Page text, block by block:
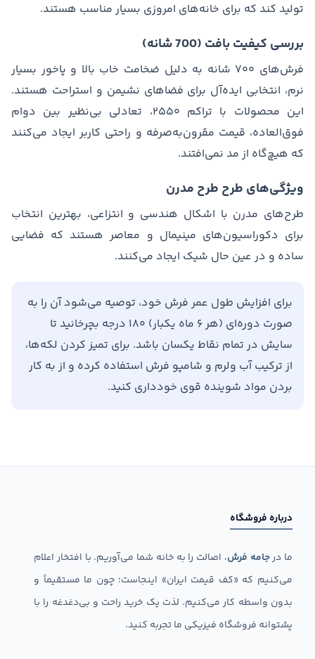
تولید کند که برای خانه‌های امروزی بسیار مناسب هستند.
بررسی کیفیت بافت (700 شانه)
فرش‌های ۷۰۰ شانه به دلیل ضخامت خاب بالا و پاخور بسیار
نرم، انتخابی ایده‌آل برای فضاهای نشیمن و استراحت هستند.
این محصولات با تراکم ۲۵۵۰، تعادلی بی‌نظیر بین دوام
فوق‌العاده، قیمت مقرون‌به‌صرفه و راحتی کاربر ایجاد می‌کنند
که هیچ‌گاه از مد نمی‌افتند.
ویژگی‌های طرح طرح مدرن
طرح‌های مدرن با اشکال هندسی و انتزاعی، بهترین انتخاب
برای دکوراسیون‌های مینیمال و معاصر هستند که فضایی
ساده و در عین حال شیک ایجاد می‌کنند.
برای افزایش طول عمر فرش خود، توصیه می‌شود آن را به
صورت دوره‌ای (هر ۶ ماه یکبار) ۱۸۰ درجه بچرخانید تا
سایش در تمام نقاط یکسان باشد. برای تمیز کردن لکه‌ها،
از ترکیب آب ولرم و شامپو فرش استفاده کرده و از به کار
بردن مواد شوینده قوی خودداری کنید.
درباره فروشگاه
ما درجامه فرش، اصالت را به خانه شما می‌آوریم. با افتخار اعلام
می‌کنیم که «کف قیمت ایران» اینجاست؛ چون ما مستقیماً و
بدون واسطه کار می‌کنیم. لذت یک خرید راحت و بی‌دغدغه را با
پشتوانه فروشگاه فیزیکی ما تجربه کنید.